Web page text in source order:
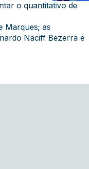
o quantitativo de
Marques; as
Naciff Bezerra e